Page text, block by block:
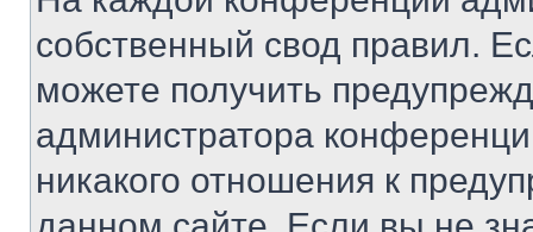
собственный свод правил.
можете получить
администратора
никакого отношения к